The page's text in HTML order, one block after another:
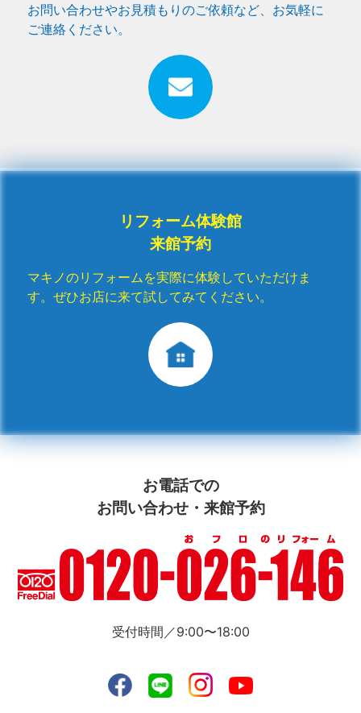
お問い合わせやお見積もりのご依頼など、お気軽に
ご連絡ください。
リフォーム体験館
来館予約
マキノのリフォームを実際に体験していただけま
す。ぜひお店に来て試してみてください。
お電話での
お問い合わせ・来館予約
受付時間／9:00〜18:00